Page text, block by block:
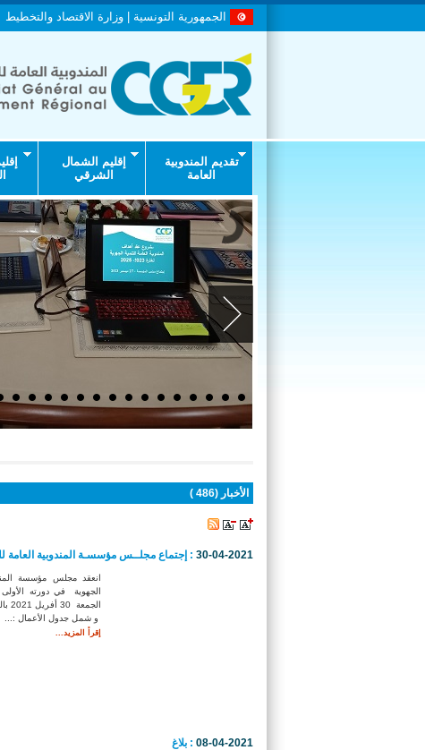
الجمهورية التونسية | وزارة الاقتصاد والتخطيط
تقديم المندوبية
العامة
إقليم الشمال
الشرقي
الأخبار (486 )
30-04-2021 : إجتماع مجلــس مؤسسـة المندوبية العامة
انعقد مجلس مؤسسة
و شمل جدول الأعمال :...
إقرأ المزيد...
08-04-2021 : بلاغ